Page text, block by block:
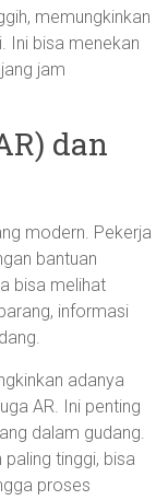
memungkinkan
Ini bisa menekan
jam
dan
modern. Pekerja
bantuan
bisa melihat
informasi
adanya
AR. Ini penting
dalam gudang.
tinggi, bisa
proses